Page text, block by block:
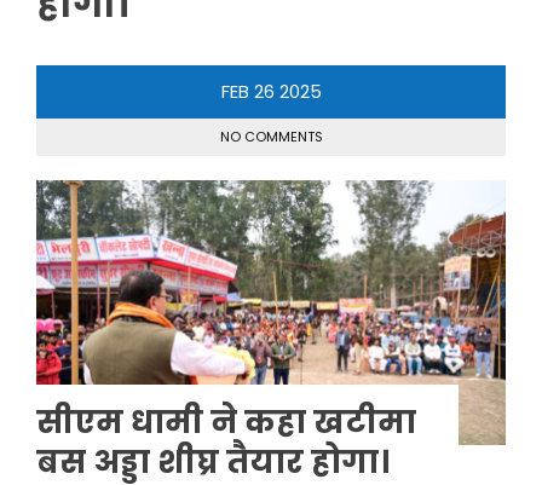
FEB 26 2025
NO COMMENTS
सीएम धामी ने कहा खटीमा
बस अड्डा शीघ्र तैयार होगा।